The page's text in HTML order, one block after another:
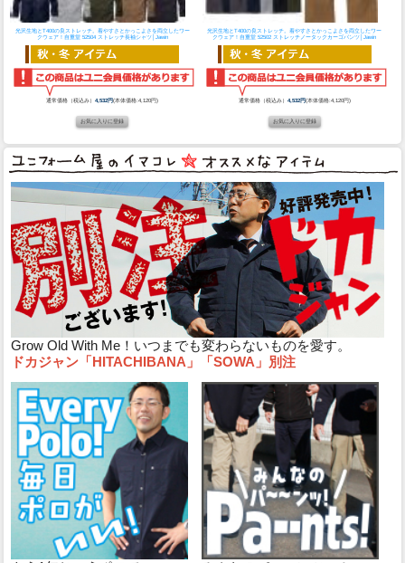
光沢生地とT400の良ストレッチ。着やすさとかっこよさを両立したワー
クウェア！ 自重堂 52504 ストレッチ長袖シャツ│Jawin
通常価格（税込み）4,532円(本体価格:4,120円)
光沢生地とT400の良ストレッチ。着やすさとかっこよさを両立したワー
クウェア！自重堂 52502 ストレッチノータックカーゴパンツ│Jawin
通常価格（税込み） 4,532円(本体価格:4,120円)
Grow Old With Me！いつまでも変わらないものを愛す。
ドカジャン「HITACHIBANA」「SOWA」別注